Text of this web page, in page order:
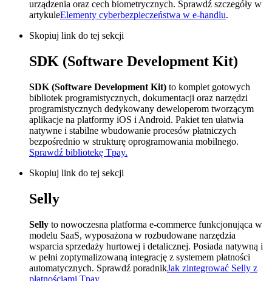
urządzenia oraz cech biometrycznych. Sprawdź szczegóły w
artykuleElementy cyberbezpieczeństwa w e-handlu.
Skopiuj link do tej sekcji
SDK (Software Development Kit)
SDK (Software Development Kit) to komplet gotowych
bibliotek programistycznych, dokumentacji oraz narzędzi
programistycznych dedykowany deweloperom tworzącym
aplikacje na platformy iOS i Android. Pakiet ten ułatwia
natywne i stabilne wbudowanie procesów płatniczych
bezpośrednio w strukturę oprogramowania mobilnego.
Sprawdź bibliotekę Tpay.
Skopiuj link do tej sekcji
Selly
Selly to nowoczesna platforma e-commerce funkcjonująca w
modelu SaaS, wyposażona w rozbudowane narzędzia
wsparcia sprzedaży hurtowej i detalicznej. Posiada natywną i
w pełni zoptymalizowaną integrację z systemem płatności
automatycznych. Sprawdź poradnikJak zintegrować Selly z
płatnościami Tpay.